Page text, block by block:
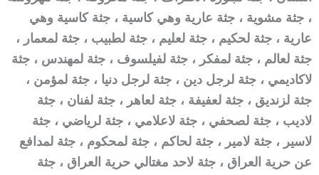
، جثة مشوية ، جثة عارية وهي كاسية ، جثة كاسية وهي
عارية ، جثة لحكيم ، جثة لعليم ، جثة لطبيب ، جثة لمعمار ،
جثة لعالم ، جثة لمفكر ، جثة لفيلسوف ، جثة لمهندس ، جثة
لاكاديمي ، جثة لرجل دين ، جثة لرجل دنيا ، جثة لمؤمن ،
جثة لزنديق ، جثة لعفيفة ، جثة لعاهر ، جثة لفنان ، جثة
لاديب ، جثة لصحفي ، جثة لاعلامي ، جثة لرياضي ، جثة
لاسير ، جثة لامير ، جثة لحاكم ، جثة لمحكوم ، جثة لمدافع
عن حرية العراق ، جثة لاحد مغتالي حرية العراق ، جثة